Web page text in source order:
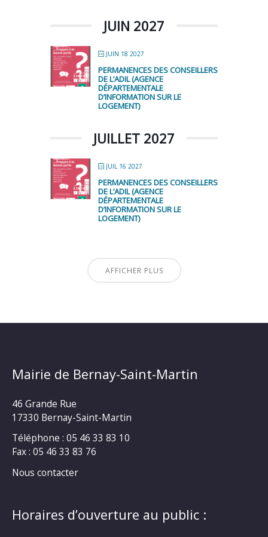
JUIN 2027
JUIN 18 2027
PERMANENCES DES CONSEILLERS
DE L’ADIL (AGENCE
DÉPARTEMENTALE
D’INFORMATION SUR LE
LOGEMENT)
JUILLET 2027
JUIL 16 2027
PERMANENCES DES CONSEILLERS
DE L’ADIL (AGENCE
DÉPARTEMENTALE
D’INFORMATION SUR LE
LOGEMENT)
AFFICHER PLUS
Mairie de Bernay-Saint-Martin
46 Grande Rue
17330 Bernay-Saint-Martin
Téléphone : 05 46 33 83 10
Fax : 05 46 33 83 76
Nous contacter
Horaires d’ouverture au public :